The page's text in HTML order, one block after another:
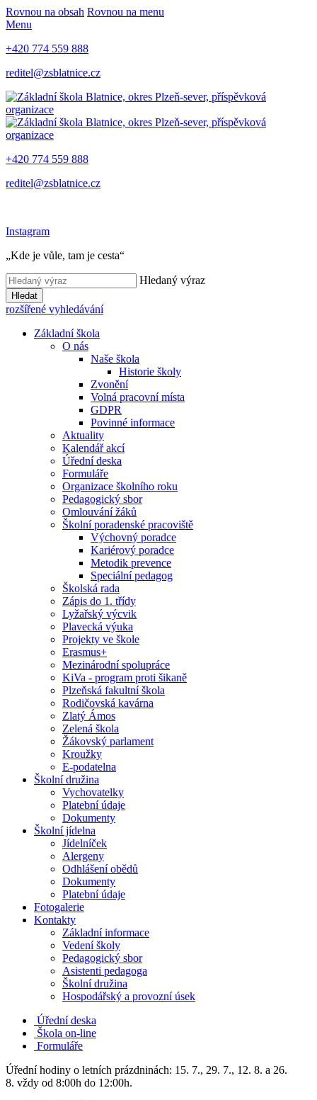
Rovnou na obsah Rovnou na menu
Menu
+420 774 559 888
reditel@zsblatnice.cz
+420 774 559 888
reditel@zsblatnice.cz
Instagram
„Kde je vůle, tam je cesta“
Hledaný výraz
Hledat
rozšířené vyhledávání
Základní škola
O nás
Naše škola
Historie školy
Zvonění
Volná pracovní místa
GDPR
Povinné informace
Aktuality
Kalendář akcí
Úřední deska
Formuláře
Organizace školního roku
Pedagogický sbor
Omlouvání žáků
Školní poradenské pracoviště
Výchovný poradce
Kariérový poradce
Metodik prevence
Speciální pedagog
Školská rada
Zápis do 1. třídy
Lyžařský výcvik
Plavecká výuka
Projekty ve škole
Erasmus+
Mezinárodní spolupráce
KiVa - program proti šikaně
Plzeňská fakultní škola
Rodičovská kavárna
Zlatý Ámos
Zelená škola
Žákovský parlament
Kroužky
E-podatelna
Školní družina
Vychovatelky
Platební údaje
Dokumenty
Školní jídelna
Jídelníček
Alergeny
Odhlášení obědů
Dokumenty
Platební údaje
Fotogalerie
Kontakty
Základní informace
Vedení školy
Pedagogický sbor
Asistenti pedagoga
Školní družina
Hospodářský a provozní úsek
Úřední deska
Škola on-line
Formuláře
Úřední hodiny o letních prázdninách: 15. 7., 29. 7., 12. 8. a 26.
8. vždy od 8:00h do 12:00h.